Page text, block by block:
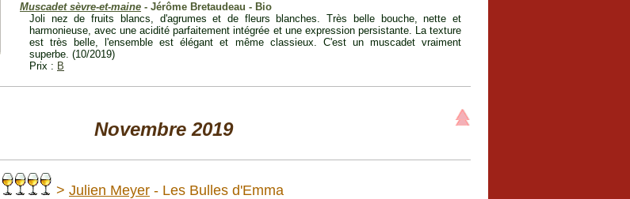
Muscadet sèvre-et-maine - Jérôme Bretaudeau - Bio
Joli nez de fruits blancs, d'agrumes et de fleurs blanches. Très belle bouche, nette et
harmonieuse, avec une acidité parfaitement intégrée et une expression persistante. La texture
est très belle, l'ensemble est élégant et même classieux. C'est un muscadet vraiment
superbe. (10/2019)
Prix : B
Novembre 2019
> Julien Meyer - Les Bulles d'Emma